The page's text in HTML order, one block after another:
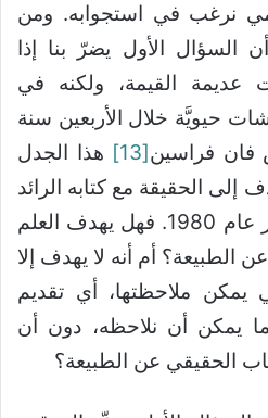
نرغب في استجوابه. ومن
السؤال الأول يضرّ بنا إذا
عديمة القيمة، ولكنه في
حيويَّة خلال الأربعين سنة
فان فراسين[13]
هذا الجدل
إلى الحقيقة مع كتابه الرائد
“الصورة العلميَّة”، الصادر عام 1980. فهل يهدف العلم
الطبيعة؟ أم أنه لا يهدف إلا
يمكن ملاحظتها، أي تقديم
يمكن أن نلاحظه، دون أن
الحقيقي عن الطبيعة؟